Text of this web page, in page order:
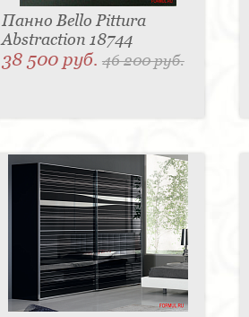
Панно Bello Pittura
Abstraction 18744
38 500 руб. 46 200 руб.